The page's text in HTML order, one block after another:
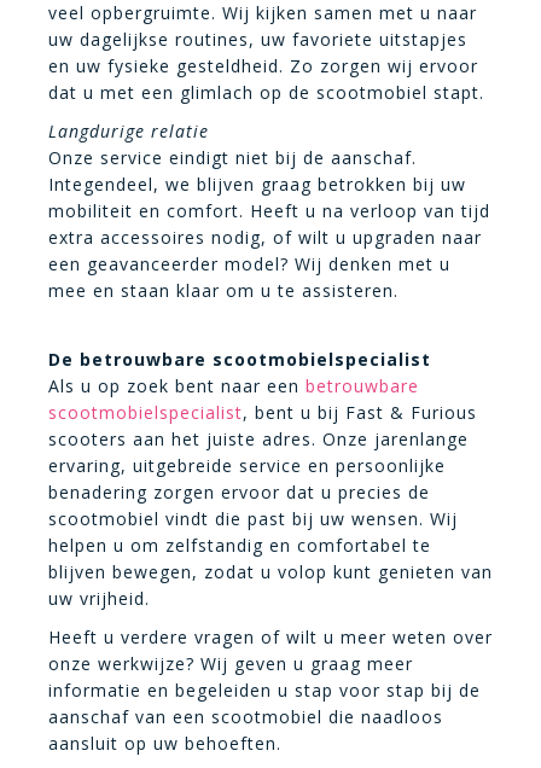
veel opbergruimte. Wij kijken samen met u naar
uw dagelijkse routines, uw favoriete uitstapjes
en uw fysieke gesteldheid. Zo zorgen wij ervoor
dat u met een glimlach op de scootmobiel stapt.
Langdurige relatie
Onze service eindigt niet bij de aanschaf.
Integendeel, we blijven graag betrokken bij uw
mobiliteit en comfort. Heeft u na verloop van tijd
extra accessoires nodig, of wilt u upgraden naar
een geavanceerder model? Wij denken met u
mee en staan klaar om u te assisteren.
De betrouwbare scootmobielspecialist
Als u op zoek bent naar een betrouwbare
scootmobielspecialist, bent u bij Fast & Furious
scooters aan het juiste adres. Onze jarenlange
ervaring, uitgebreide service en persoonlijke
benadering zorgen ervoor dat u precies de
scootmobiel vindt die past bij uw wensen. Wij
helpen u om zelfstandig en comfortabel te
blijven bewegen, zodat u volop kunt genieten van
uw vrijheid.
Heeft u verdere vragen of wilt u meer weten over
onze werkwijze? Wij geven u graag meer
informatie en begeleiden u stap voor stap bij de
aanschaf van een scootmobiel die naadloos
aansluit op uw behoeften.